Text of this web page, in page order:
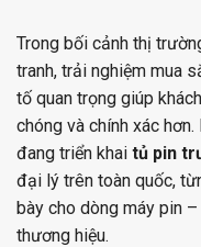
Trong bối cảnh thị
tranh, trải nghiệm mua
tố quan trọng giúp
chóng và chính xác
đang triển khai tủ pin
đại lý trên toàn quốc,
bày cho dòng máy pin
thương hiệu.